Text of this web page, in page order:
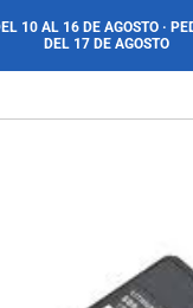
10 AL 16 DE AGOSTO ·
DEL 17 DE AGOSTO